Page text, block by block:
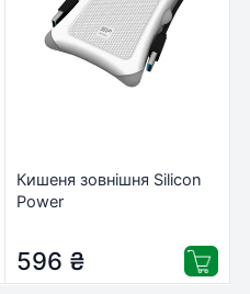
Кишеня зовнішня Silicon
Power
596 ₴